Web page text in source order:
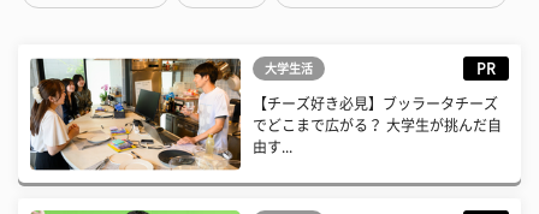
大学生活 PR
【チーズ好き必見】ブッラータチーズ
でどこまで広がる？ 大学生が挑んだ自
由す...